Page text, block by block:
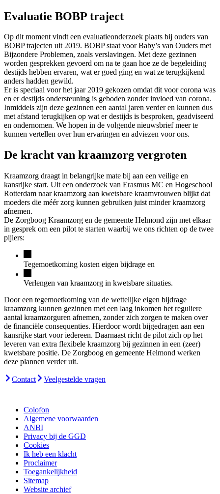
Evaluatie BOBP traject
Op dit moment vindt een evaluatieonderzoek plaats bij ouders van
BOBP trajecten uit 2019. BOBP staat voor Baby’s van Ouders met
Bijzondere Problemen, zoals verslavingen. Met deze gezinnen
worden gesprekken gevoerd om na te gaan hoe ze de begeleiding
destijds hebben ervaren, wat er goed ging en wat ze terugkijkend
anders hadden gewild.
Er is speciaal voor het jaar 2019 gekozen omdat dit voor corona was
en er destijds ondersteuning is geboden zonder invloed van corona.
Inmiddels zijn deze gezinnen een aantal jaren verder en kunnen dus
met afstand terugkijken op wat er destijds is besproken, geadviseerd
en ondernomen. We hopen in de volgende nieuwsbrief meer te
kunnen vertellen over hun ervaringen en adviezen voor ons.
De kracht van kraamzorg vergroten
Kraamzorg draagt in belangrijke mate bij aan een veilige en
kansrijke start. Uit een onderzoek van Erasmus MC en Hogeschool
Rotterdam naar kraamzorg aan kwetsbare kraamvrouwen blijkt dat
moeders die méér zorg kunnen gebruiken juist minder kraamzorg
afnemen.
De Zorgboog Kraamzorg en de gemeente Helmond zijn met elkaar
in gesprek om een pilot te starten waarbij we ons richten op de twee
pijlers:
Tegemoetkoming kosten eigen bijdrage en
Verlengen van kraamzorg in kwetsbare situaties.
Door een tegemoetkoming van de wettelijke eigen bijdrage
kraamzorg kunnen gezinnen met een laag inkomen het reguliere
aantal kraamzorguren afnemen, zonder zich zorgen te maken over
de financiële consequenties. Hierdoor wordt bijgedragen aan een
kansrijke start voor iedereen. Daarnaast richt de pilot zich op het
leveren van extra flexibele kraamzorg bij gezinnen in een (zeer)
kwetsbare positie. De Zorgboog en gemeente Helmond werken
deze plannen verder uit.
Contact Veelgestelde vragen
Colofon
Algemene voorwaarden
ANBI
Privacy bij de GGD
Cookies
Ik heb een klacht
Proclaimer
Toegankelijkheid
Sitemap
Website archief